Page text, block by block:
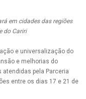
em cidades das regiões
do Cariri
e universalização do
e melhorias do
pela Parceria
entre os dias 17 e 21 de